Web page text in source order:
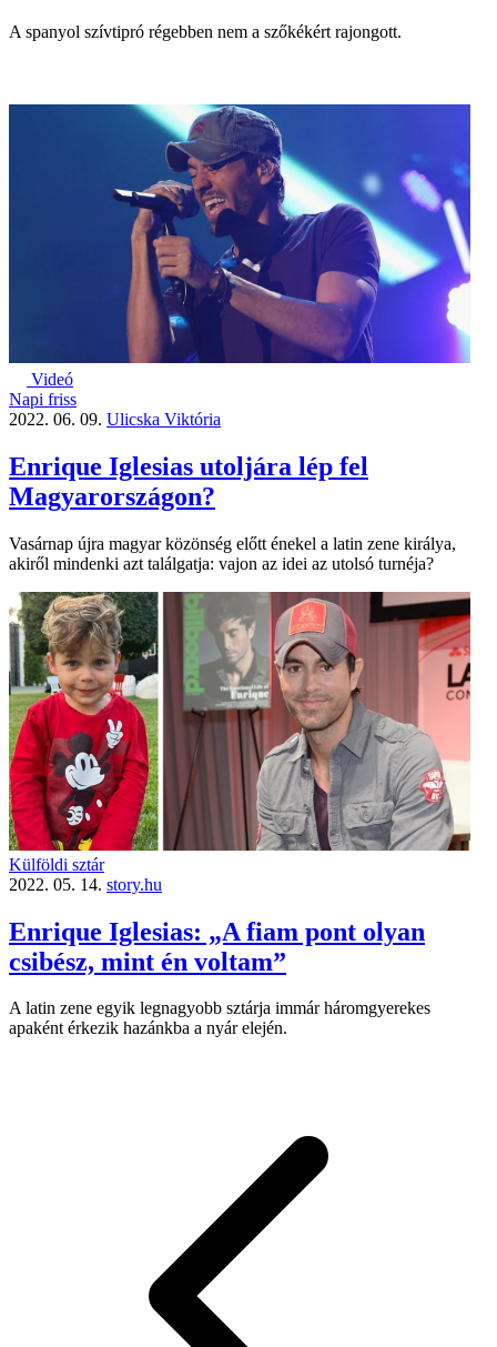
A spanyol szívtipró régebben nem a szőkékért rajongott.
Videó
Napi friss
2022. 06. 09. Ulicska Viktória
Enrique Iglesias utoljára lép fel
Magyarországon?
Vasárnap újra magyar közönség előtt énekel a latin zene királya,
akiről mindenki azt találgatja: vajon az idei az utolsó turnéja?
Külföldi sztár
2022. 05. 14. story.hu
Enrique Iglesias: „A fiam pont olyan
csibész, mint én voltam”
A latin zene egyik legnagyobb sztárja immár háromgyerekes
apaként érkezik hazánkba a nyár elején.